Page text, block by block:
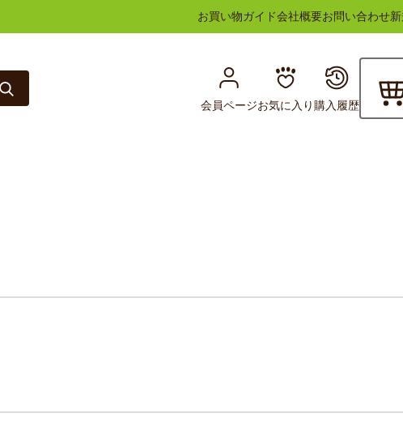
お買い物ガイド会社概要お問い合わせ
会員ページお気に入り 購入履歴